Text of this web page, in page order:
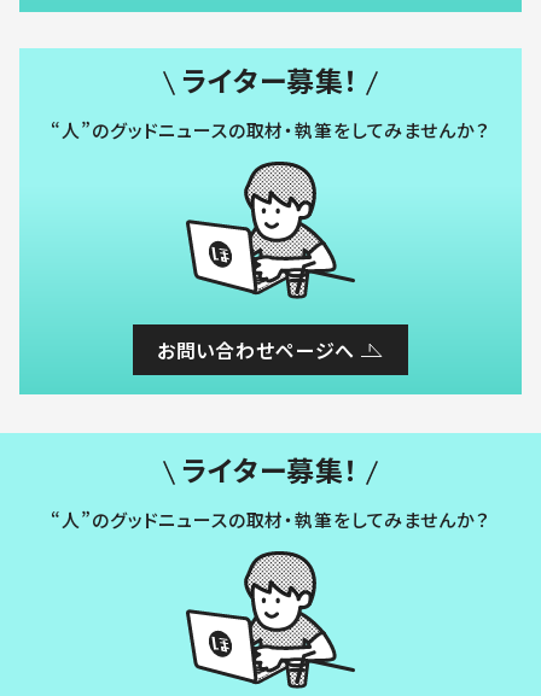
ライター募集！
“人”のグッドニュースの取材・執筆をしてみませんか？
お問い合わせページへ
ライター募集！
“人”のグッドニュースの取材・執筆をしてみませんか？